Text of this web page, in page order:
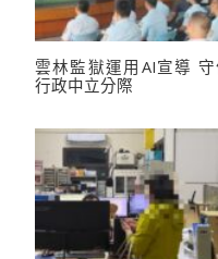
雲林監獄運用AI宣導 守
行政中立分際